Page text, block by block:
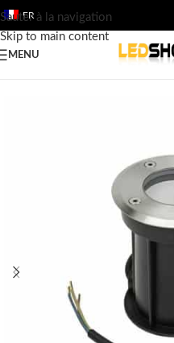
Sauter à la navigation
Skip to main content
FR
MENU
Accueil Sortie/